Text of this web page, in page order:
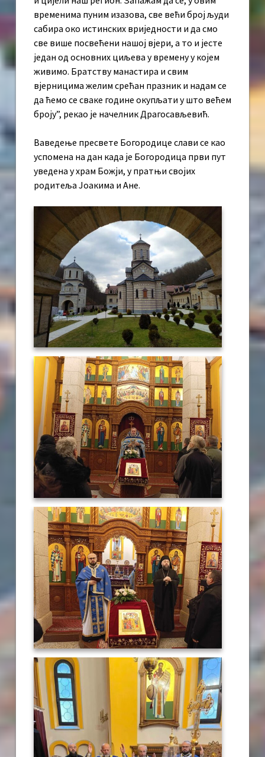
временима пуним изазова, све већи број људи
сабира око истинских вриједности и да смо
све више посвећени нашој вјери, а то и јесте
један од основних циљева у времену у којем
живимо. Братству манастира и свим
вјерницима желим срећан празник и надам се
да ћемо се сваке године окупљати у што већем
броју”, рекао је начелник Драгосављевић.
Ваведење пресвете Богородице слави се као
успомена на дан када је Богородица први пут
уведена у храм Божји, у пратњи својих
родитеља Јоакима и Ане.